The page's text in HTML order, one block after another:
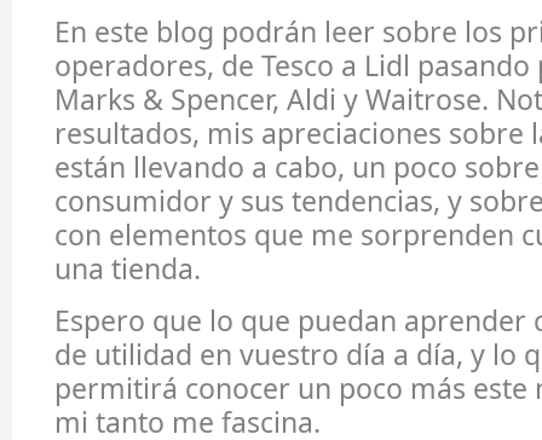
En este blog podrán leer sobre los
operadores, de Tesco a Lidl
Marks & Spencer, Aldi y Waitrose.
resultados, mis apreciaciones sobre
están llevando a cabo, un poco
consumidor y sus tendencias, y
con elementos que me sorprenden
una tienda.
Espero que lo que puedan aprender
de utilidad en vuestro día a día, y lo
permitirá conocer un poco más este
mi tanto me fascina.